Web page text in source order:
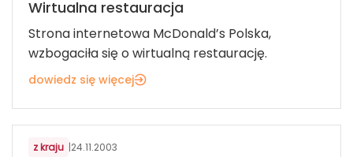
Wirtualna restauracja
Strona internetowa McDonald’s Polska,
wzbogaciła się o wirtualną restaurację.
dowiedz się więcej
Z KRAJU
z kraju |24.11.2003